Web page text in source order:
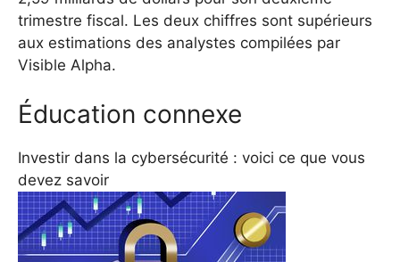
trimestre fiscal. Les deux chiffres sont supérieurs
aux estimations des analystes compilées par
Visible Alpha.
Éducation connexe
Investir dans la cybersécurité : voici ce que vous
devez savoir